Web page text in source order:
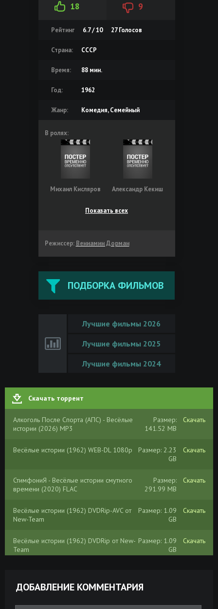
18 9
Рейтинг 6.7 / 10 27Голосов
Страна: СССР
Время: 88 мин.
Год: 1962
Жанр: Комедия, Семейный
В ролях:
Михаил Кисляров Александр Кекиш
Показать всех
Режиссер: Вениамин Дорман
ПОДБОРКА ФИЛЬМОВ
Лучшие фильмы 2026
Лучшие фильмы 2025
Лучшие фильмы 2024
Скачать торрент
Алкоголь После Спорта (АПС) - Весёлые
истории (2026) MP3
Размер:
141.52 MB
Скачать
Весёлые истории (1962) WEB-DL 1080p
Размер: 2.23
GB
Скачать
СтимфониЯ - Весёлые истории смутного
времени (2020) FLAC
Размер:
291.99 MB
Скачать
Весёлые истории (1962) DVDRip-AVC от
New-Team
Размер: 1.09
GB
Скачать
Весёлые истории (1962) DVDRip от New-
Team
Размер: 1.09
GB
Скачать
ДОБАВЛЕНИЕ КОММЕНТАРИЯ